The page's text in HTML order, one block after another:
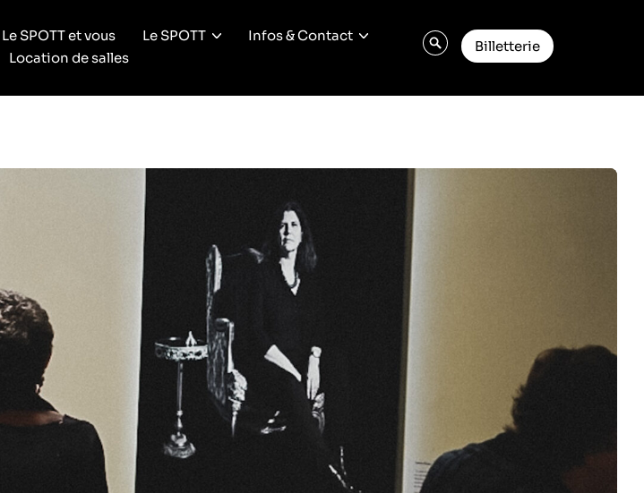
Le SPOTT et vous Le SPOTT
Infos & Contact
Location de salles
Billetterie